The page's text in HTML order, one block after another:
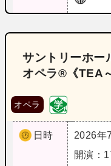
サントリーホー
オペラ®《TEA
オペラ
日時
2026年
開演：